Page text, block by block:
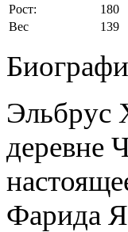
Рост:
180
Вес
139
Эльбрус
деревне
Фарида